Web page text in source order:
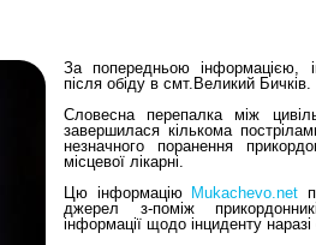
За попередньою інформацією,
після обіду в смт.Великий Бичків.
Словесна перепалка між
завершилася кількома
незначного поранення
місцевої лікарні.
Цю інформацію Mukachevo.net
джерел з-поміж
інформації щодо інциденту